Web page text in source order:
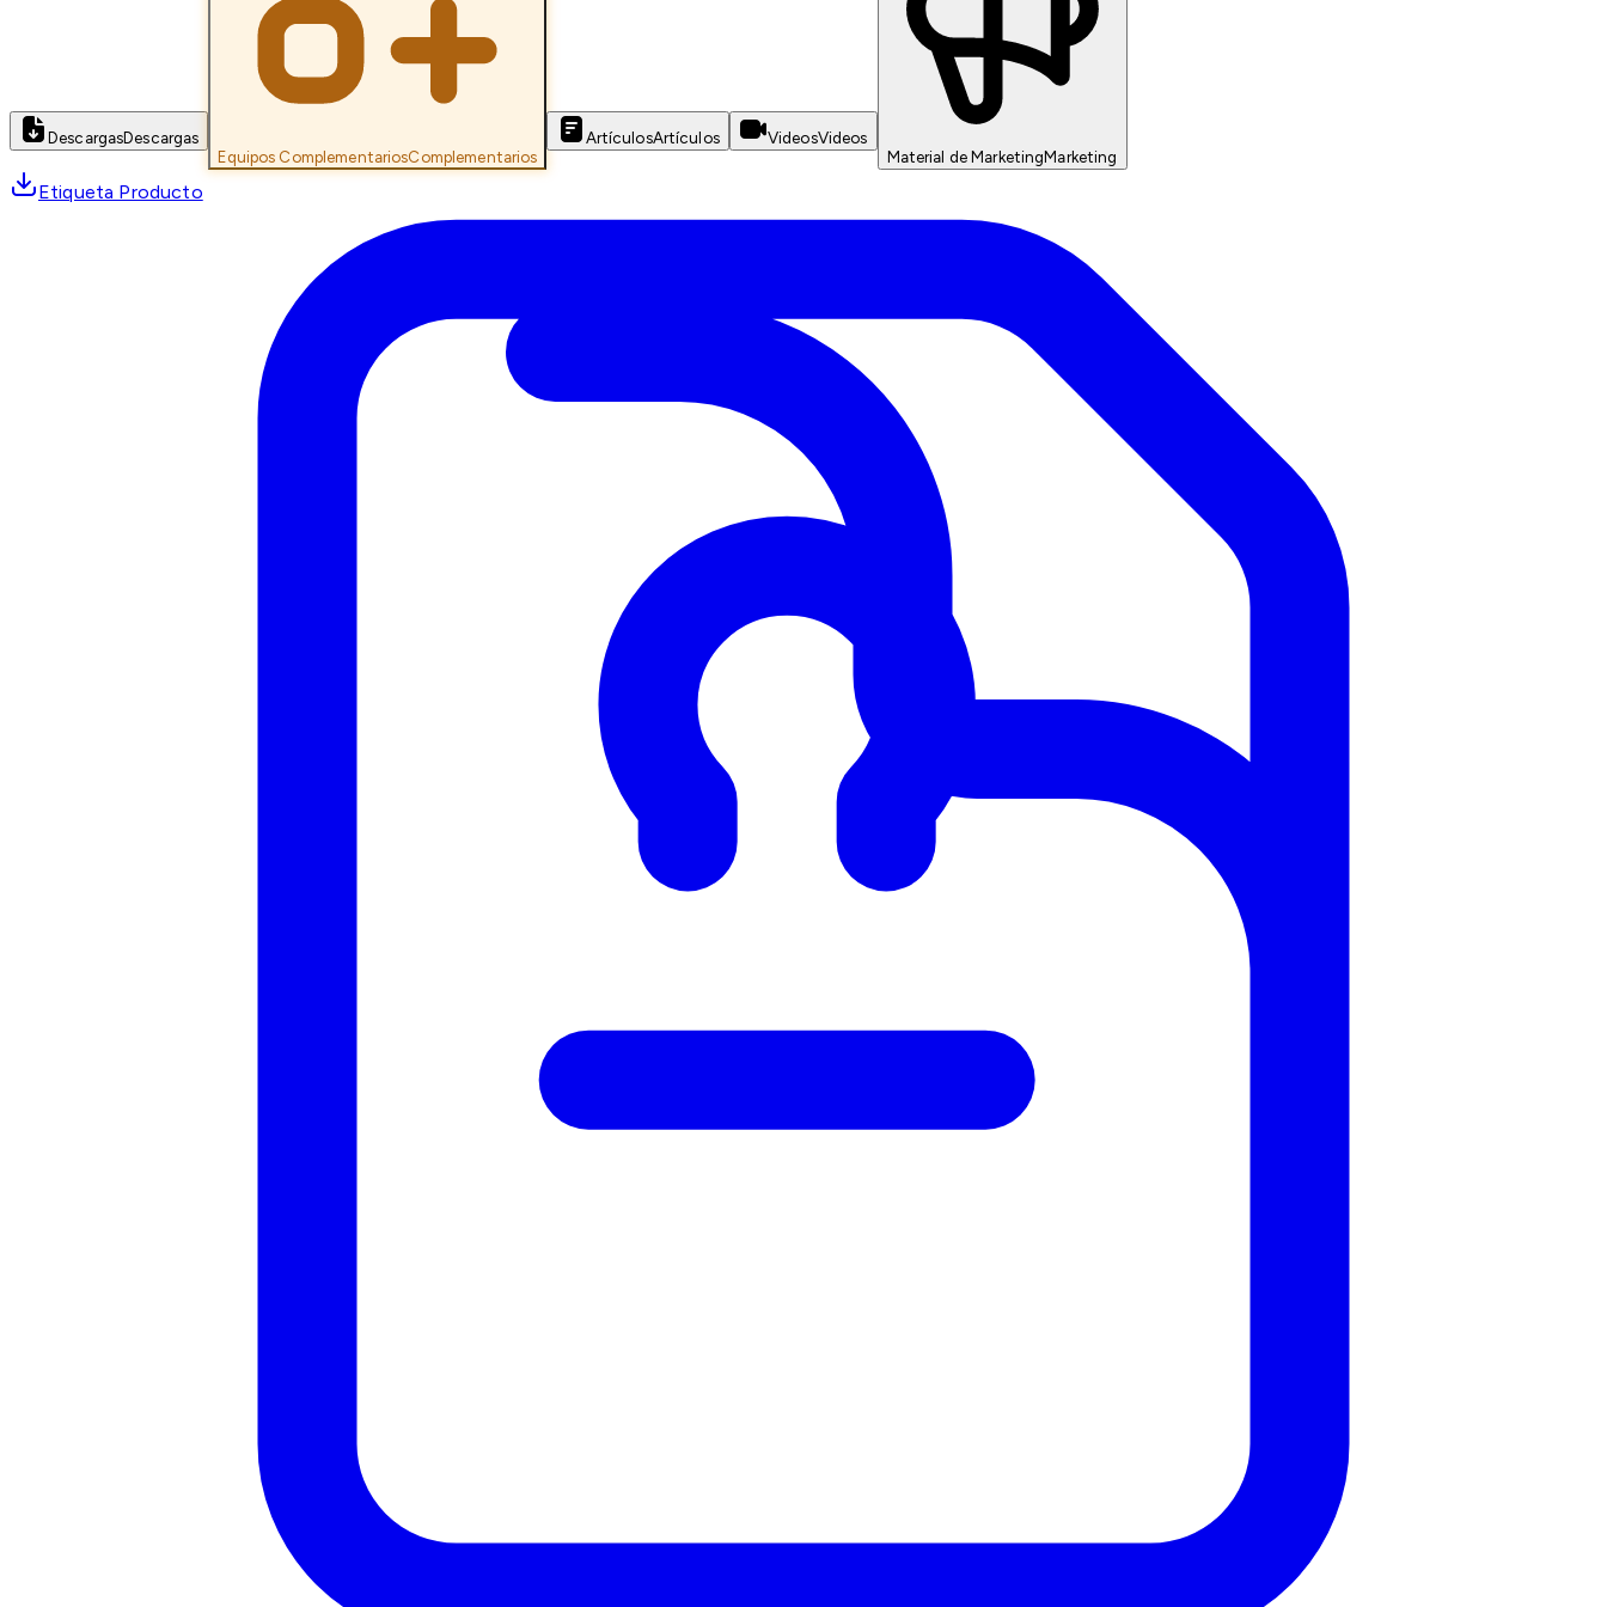
DescargasDescargas
Equipos ComplementariosComplementarios
ArtículosArtículos VideosVideos
Material de MarketingMarketing
Etiqueta Producto